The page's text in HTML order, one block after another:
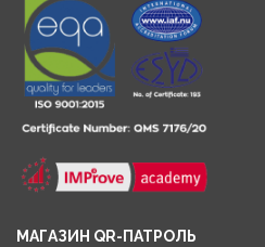
МАГАЗИН QR-ПАТРОЛЬ